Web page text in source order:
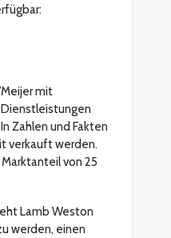
mit
Zahlen und Fakten
verkauft werden.
von 25
Lamb Weston
werden, einen